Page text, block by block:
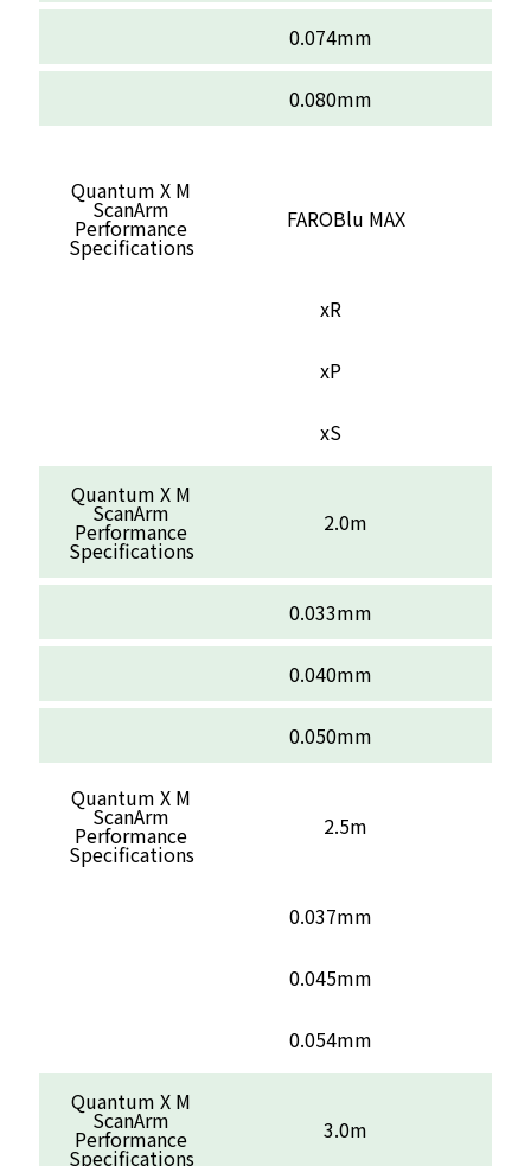
0.074mm
0.080mm
Quantum X M
ScanArm
Performance
Specifications
FAROBlu MAX
xR
xP
xS
Quantum X M
ScanArm
Performance
Specifications
2.0m
0.033mm
0.040mm
0.050mm
Quantum X M
ScanArm
Performance
Specifications
2.5m
0.037mm
0.045mm
0.054mm
Quantum X M
ScanArm
Performance
Specifications
3.0m